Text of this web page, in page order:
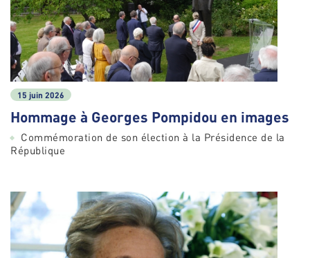
15 juin 2026
Hommage à Georges Pompidou en images
Commémoration de son élection à la Présidence de la
République